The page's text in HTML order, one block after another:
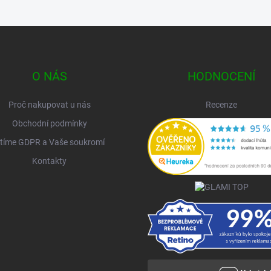
O NÁS
Proč nakupovat u nás
Obchodní podmínky
GDPR a Vaše soukromí
Kontakty
HODNOCENÍ
Recenze